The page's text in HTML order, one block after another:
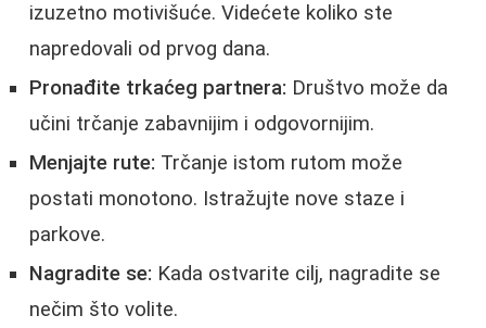
izuzetno motivišuće. Videćete koliko ste
napredovali od prvog dana.
Pronađite trkaćeg partnera: Društvo može da
učini trčanje zabavnijim i odgovornijim.
Menjajte rute: Trčanje istom rutom može
postati monotono. Istražujte nove staze i
parkove.
Nagradite se: Kada ostvarite cilj, nagradite se
nečim što volite.